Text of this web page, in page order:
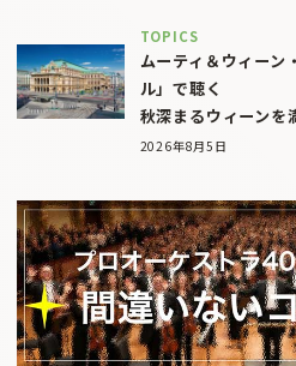
TOPICS
ムーティ＆ウィーン
ル」で聴く
秋深まるウィーンを
2026年8月5日